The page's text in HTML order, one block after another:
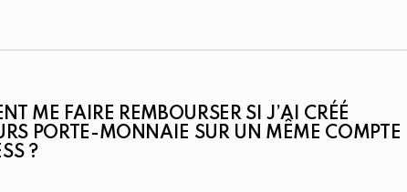
ME FAIRE REMBOURSER SI J’AI CRÉÉ
PORTE-MONNAIE SUR UN MÊME COMPTE
?